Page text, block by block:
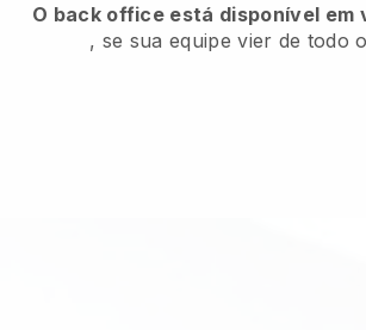
O back office está disponível em
, se sua equipe vier de todo